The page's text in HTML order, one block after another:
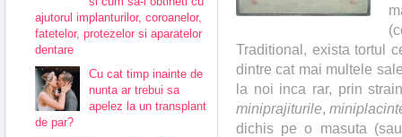
Traditional, exista tortul
dintre cat mai multele
la noi inca rar, prin
miniprajiturile,
dichis pe o masuta
ajutorul implanturilor, coroanelor,
fatetelor, protezelor si aparatelor
dentare
Cu cat timp inainte de
nunta ar trebui sa
apelez la un transplant
de par?